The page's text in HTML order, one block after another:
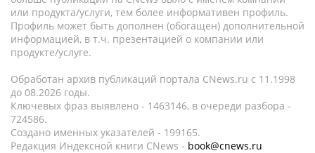
или продукта/услуги, тем более информативен профиль.
Профиль может быть дополнен (обогащен) дополнительной
информацией, в т.ч. презентацией о компании или
продукте/услуге.
Обработан архив публикаций портала CNews.ru c 11.1998
до 08.2026 годы.
Ключевых фраз выявлено - 1463146, в очереди разбора -
724586.
Создано именных указателей - 199165.
Редакция Индексной книги CNews - book@cnews.ru